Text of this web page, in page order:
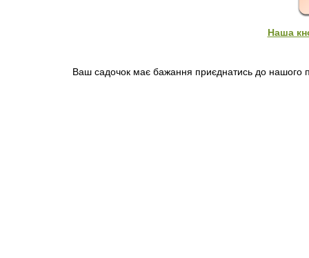
Наша
Ваш садочок має бажання приєднатись до нашого